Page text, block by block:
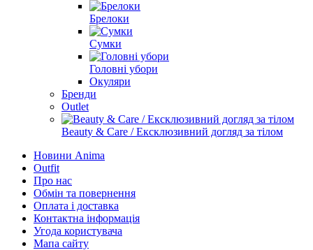
Брелоки
Сумки
Головні убори
Окуляри
Бренди
Outlet
Beauty & Care / Ексклюзивний догляд за тілом
Новини Anima
Outfit
Про нас
Обмін та повернення
Оплата і доставка
Контактна інформація
Угода користувача
Мапа сайту